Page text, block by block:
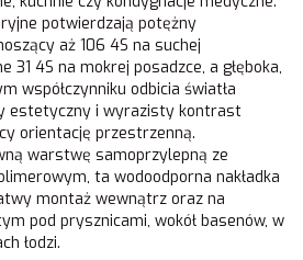
potwierdzają potężny
aż 106 4S na suchej
31 4S na mokrej posadzce, a głęboka,
współczynniku odbicia światła
estetyczny i wyrazisty kontrast
orientację przestrzenną.
warstwę samoprzylepną ze
ta wodoodporna nakładka
montaż wewnątrz oraz na
pod prysznicami, wokół basenów, w
łodzi.